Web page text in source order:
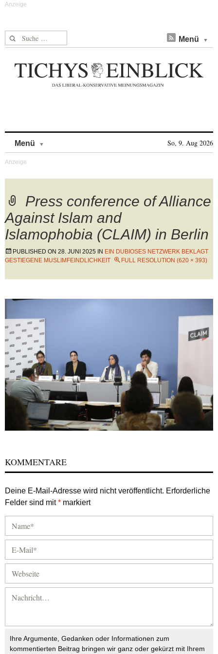
Suche nach: Menü
Menü So, 9. Aug 2026
Press conference of Alliance
Against Islam and
Islamophobia (CLAIM) in Berlin
PUBLISHED ON 28. JUNI 2025 IN EIN DUBIOSES NETZWERK BEKLAGT
GESTIEGENE MUSLIMFEINDLICHKEIT
FULL RESOLUTION (620 × 393)
KOMMENTARE
Deine E-Mail-Adresse wird nicht veröffentlicht. Erforderliche
Felder sind mit* markiert
Ihre Argumente, Gedanken oder Informationen zum
kommentierten Beitrag bringen wir ganz oder gekürzt mit Ihrem